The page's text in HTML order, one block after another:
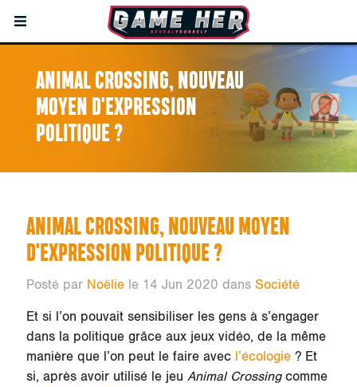
ANIMAL CROSSING, NOUVEAU
MOYEN D'EXPRESSION
POLITIQUE ?
ANIMAL CROSSING, NOUVEAU MOYEN
D'EXPRESSION POLITIQUE ?
Posté par Noëliele 14 Jun 2020 dans Société
Et si l’on pouvait sensibiliser les gens à s’engager
dans la politique grâce aux jeux vidéo, de la même
manière que l’on peut le faire avec l’écologie? Et
si, après avoir utilisé le jeu Animal Crossingcomme